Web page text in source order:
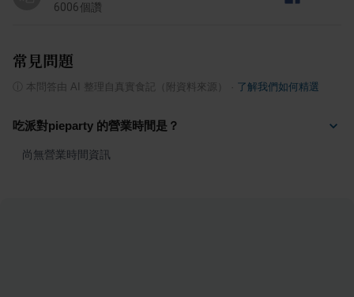
6006個讚
常見問題
本問答由 AI 整理自真實食記（附資料來源） 了解我們如何精選
吃派對pieparty 的營業時間是？
尚無營業時間資訊